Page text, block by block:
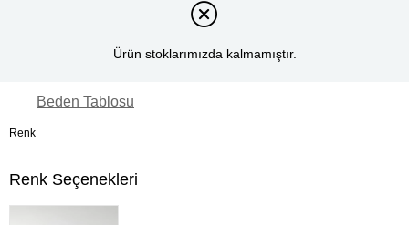
Ürün stoklarımızda kalmamıştır.
Beden Tablosu
Renk
Renk Seçenekleri